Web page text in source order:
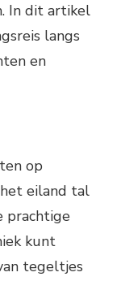
In dit artikel
langs
en
op
eiland tal
prachtige
kunt
tegeltjes